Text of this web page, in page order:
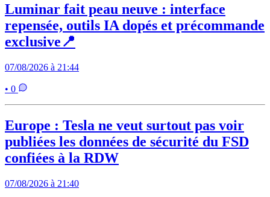
Luminar fait peau neuve : interface
repensée, outils IA dopés et précommande
exclusive📍
07/08/2026 à 21:44
• 0
Europe : Tesla ne veut surtout pas voir
publiées les données de sécurité du FSD
confiées à la RDW
07/08/2026 à 21:40